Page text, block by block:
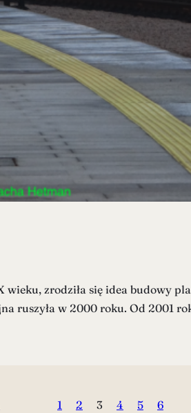
wieku, zrodziła się idea budowy
ruszyła w 2000 roku. Od 2001
1 2 3 4 5
6